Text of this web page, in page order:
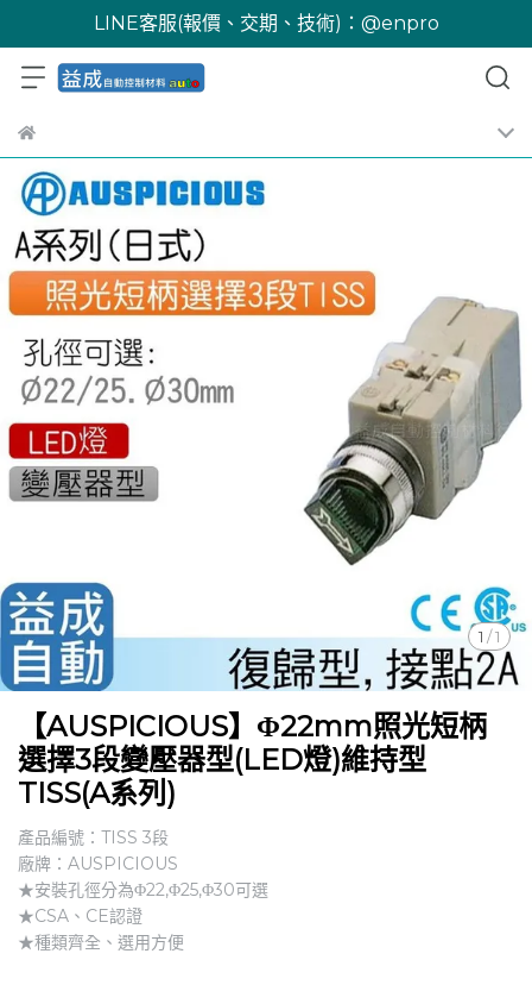
LINE客服(報價、交期、技術)：@enpro
1 /1
【AUSPICIOUS】Φ22mm照光短柄
選擇3段變壓器型(LED燈)維持型
TISS(A系列)
產品編號：TISS 3段
廠牌：AUSPICIOUS
★安裝孔徑分為Φ22,Φ25,Φ30可選
★CSA、CE認證
★種類齊全、選用方便